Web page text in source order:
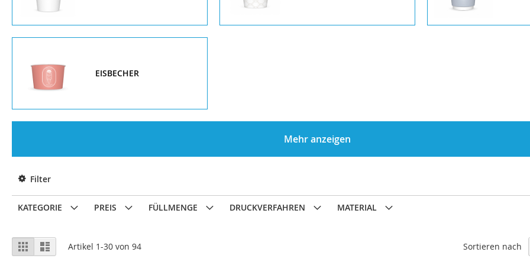
EISBECHER
Mehr anzeigen
Filter
KATEGORIE PREIS FÜLLMENGE DRUCKVERFAHREN MATERIAL
Anzeigen
als
Liste Liste Artikel 1-30 von 94 Sortieren nach